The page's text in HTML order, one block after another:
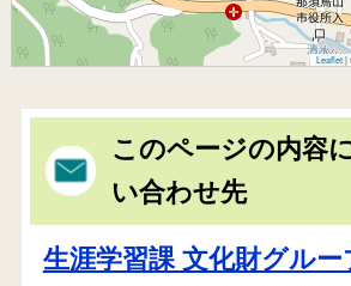
Leaflet |
このページの内容
い合わせ先
生涯学習課 文化財グルー